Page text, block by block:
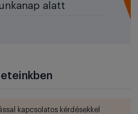
alatt
kapcsolatos kérdésekkel